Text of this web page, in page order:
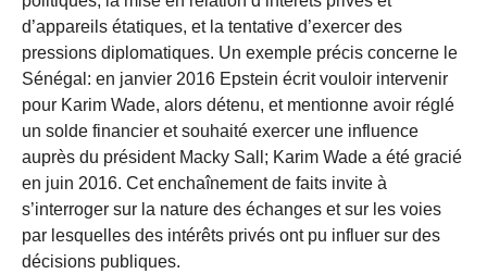
d’appareils étatiques, et la tentative d’exercer des
pressions diplomatiques. Un exemple précis concerne le
Sénégal: en janvier 2016 Epstein écrit vouloir intervenir
pour Karim Wade, alors détenu, et mentionne avoir réglé
un solde financier et souhaité exercer une influence
auprès du président Macky Sall; Karim Wade a été gracié
en juin 2016. Cet enchaînement de faits invite à
s’interroger sur la nature des échanges et sur les voies
par lesquelles des intérêts privés ont pu influer sur des
décisions publiques.